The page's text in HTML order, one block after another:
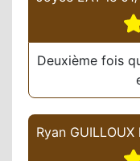
Deuxième fois
Ryan GUILLOUX